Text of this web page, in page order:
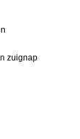
zuignap